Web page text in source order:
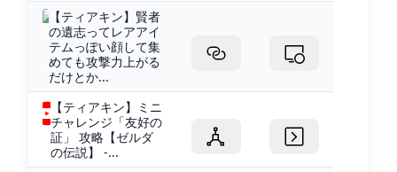
【ティアキン】賢者
の遺志ってレアアイ
テムっぽい顔して集
めても攻撃力上がる
だけとか...
【ティアキン】ミニ
チャレンジ「友好の
証」 攻略【ゼルダ
の伝説】 -...